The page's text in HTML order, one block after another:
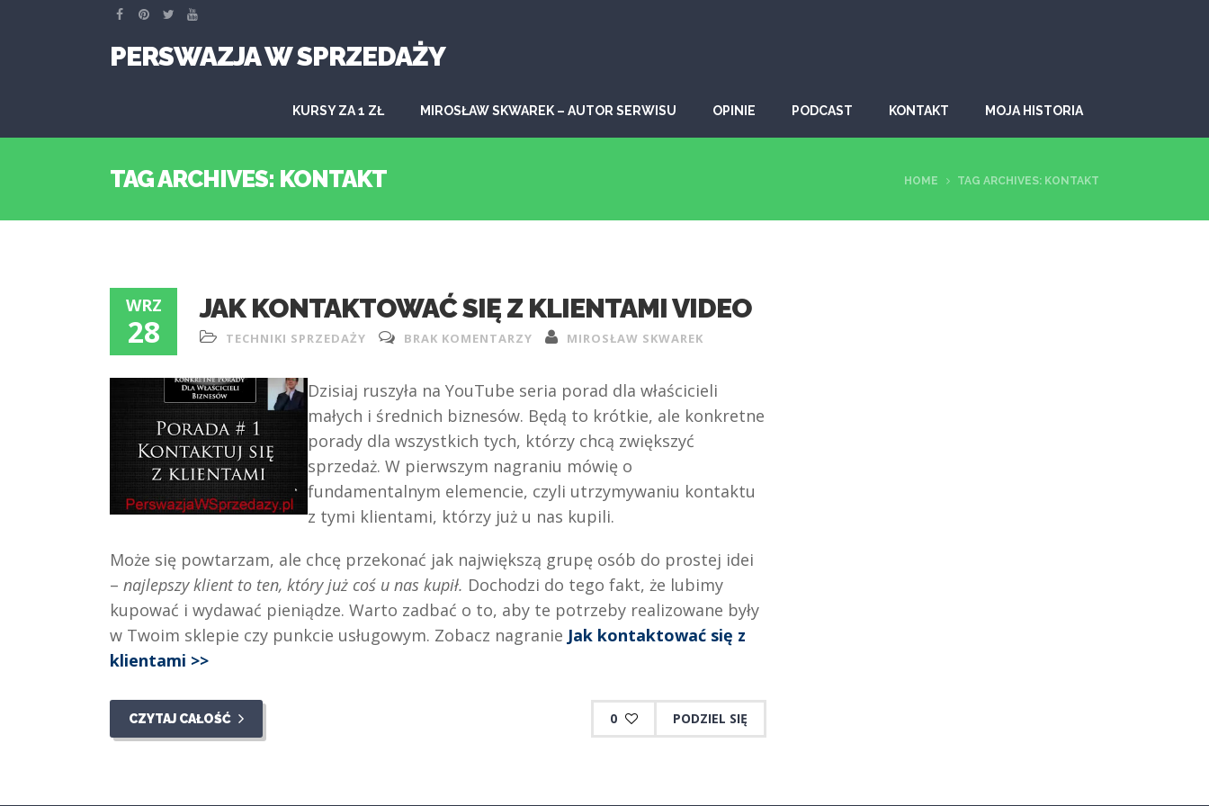
PERSWAZJA W SPRZEDAŻY
KURSY ZA 1 ZŁ MIROSŁAW SKWAREK – AUTOR SERWISU OPINIE PODCAST KONTAKT MOJA HISTORIA
TAG ARCHIVES: KONTAKT HOME TAG ARCHIVES: KONTAKT
WRZ
28
JAK KONTAKTOWAĆ SIĘ Z KLIENTAMI VIDEO
TECHNIKI SPRZEDAŻY BRAK KOMENTARZY MIROSŁAW SKWAREK
Dzisiaj ruszyła na YouTube seria porad dla właścicieli
małych i średnich biznesów. Będą to krótkie, ale konkretne
porady dla wszystkich tych, którzy chcą zwiększyć
sprzedaż. W pierwszym nagraniu mówię o
fundamentalnym elemencie, czyli utrzymywaniu kontaktu
z tymi klientami, którzy już u nas kupili.
Może się powtarzam, ale chcę przekonać jak największą grupę osób do prostej idei
– najlepszy klient to ten, który już coś u nas kupił. Dochodzi do tego fakt, że lubimy
kupować i wydawać pieniądze. Warto zadbać o to, aby te potrzeby realizowane były
w Twoim sklepie czy punkcie usługowym. Zobacz nagranie Jak kontaktować się z
klientami >>
CZYTAJ CAŁOŚĆ 0 PODZIEL SIĘ